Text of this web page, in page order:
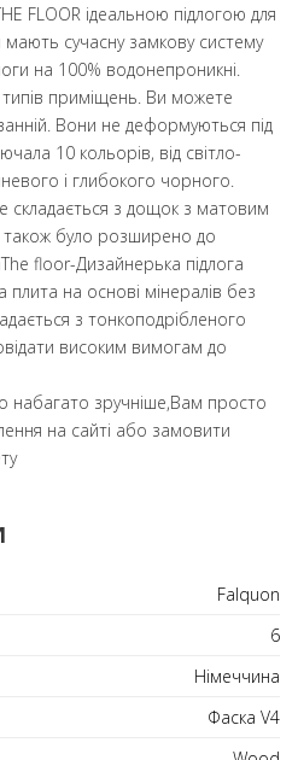
FLOOR ідеальною підлогою для
сучасну замкову систему
на 100% водонепроникні.
приміщень. Ви можете
Вони не деформуються під
10 кольорів, від світло-
і глибокого чорного.
складається з дощок з матовим
також було розширено до
floor-Дизайнерька підлога
плита на основі мінералів без
з тонкоподрібленого
високим вимогам до
набагато зручніше,Вам просто
на сайті або замовити
Falquon
6
Німеччина
Фаска V4